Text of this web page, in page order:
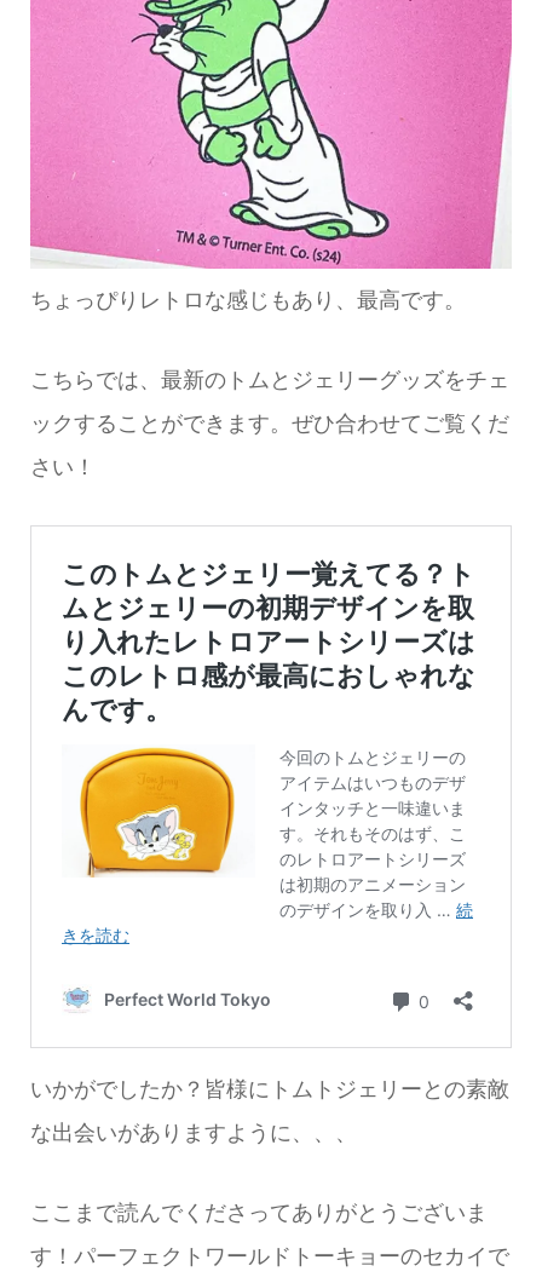
ちょっぴりレトロな感じもあり、最高です。
こちらでは、最新のトムとジェリーグッズをチェ
ックすることができます。ぜひ合わせてご覧くだ
さい！
いかがでしたか？皆様にトムトジェリーとの素敵
な出会いがありますように、、、
ここまで読んでくださってありがとうございま
す！パーフェクトワールドトーキョーのセカイで